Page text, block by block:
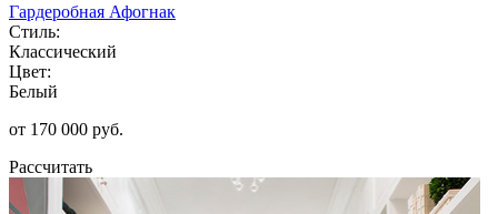
Гардеробная Афогнак
Стиль:
Классический
Цвет:
Белый
от 170 000 руб.
Рассчитать